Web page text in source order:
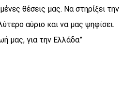
θέσεις μας. Να στηρίξει την
αύριο και να μας ψηφίσει.
μας, για την Ελλάδα”